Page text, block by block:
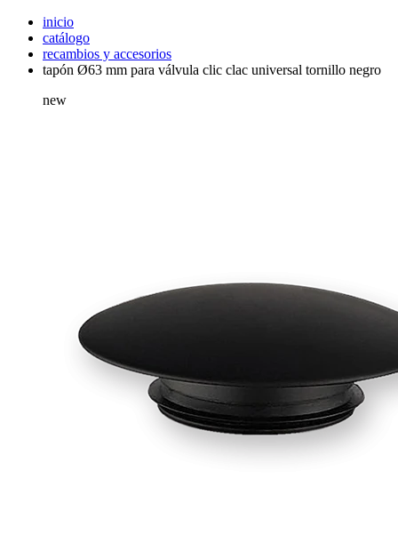
inicio
catálogo
recambios y accesorios
tapón Ø63 mm para válvula clic clac universal tornillo negro
new